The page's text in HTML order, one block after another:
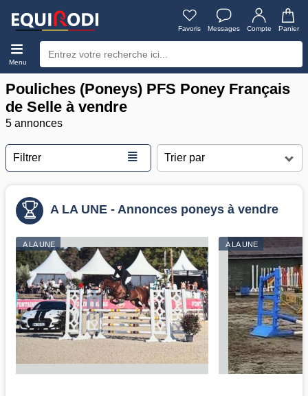
Favoris Messages Compte Panier
Menu
Pouliches (Poneys) PFS Poney Français
de Selle à vendre
5 annonces
Filtrer ≣
A LA UNE - Annonces poneys à vendre
A LA UNE A LA UNE